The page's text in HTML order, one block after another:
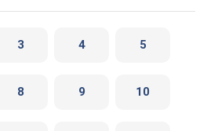
3 4 5
8 9 10